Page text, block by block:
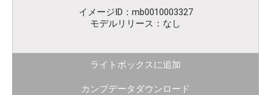
イメージID：mb0010003327
モデルリリース：なし
ライトボックスに追加
カンプデータダウンロード